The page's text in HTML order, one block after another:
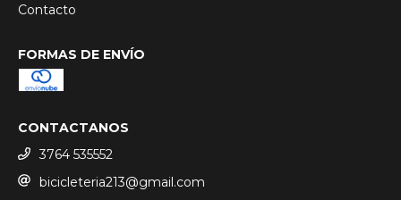
Contacto
FORMAS DE ENVÍO
CONTACTANOS
3764 535552
bicicleteria213@gmail.com